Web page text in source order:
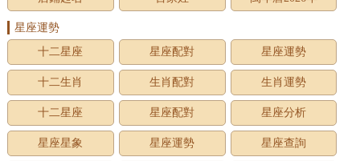
星座運勢
十二星座
星座配對 星座運勢
十二生肖 生肖配對 生肖運勢
十二星座 星座配對 星座分析
星座星象 星座運勢 星座查詢